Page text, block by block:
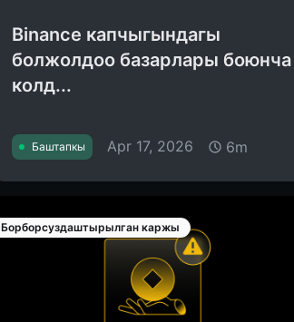
Binance капчыгындагы
болжолдоо базарлары боюнча
колд...
Баштапкы Apr 17, 2026 6m
Борборсуздаштырылган каржы